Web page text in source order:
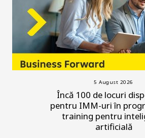
5 August 2026
Încă 100 de locuri
pentru IMM-uri în
training pentru
artificială